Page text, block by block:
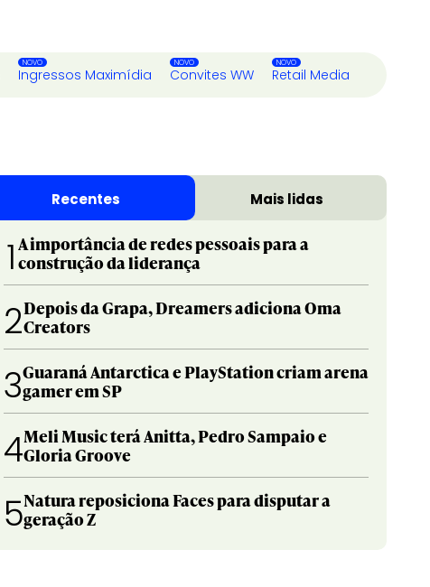
Ingressos Maximídia Convites WW Retail Media
Recentes Mais lidas
1 A importância de redes pessoais para a
construção da liderança
2Depois da Grapa, Dreamers adiciona Oma
Creators
3Guaraná Antarctica e PlayStation criam arena
gamer em SP
4Meli Music terá Anitta, Pedro Sampaio e
Gloria Groove
5Natura reposiciona Faces para disputar a
geração Z